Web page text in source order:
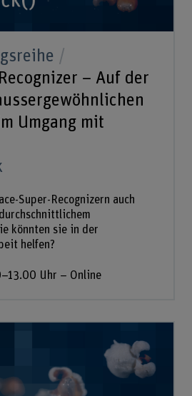
– Auf der
Umgang mit
Super-Recognizern auch
könnten sie in der
helfen?
Uhr – Online